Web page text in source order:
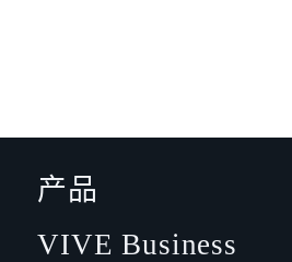
产品
VIVE Business